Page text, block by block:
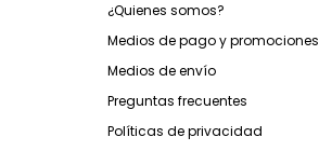
¿Quienes somos?
Medios de pago y promociones
Medios de envío
Preguntas frecuentes
Políticas de privacidad